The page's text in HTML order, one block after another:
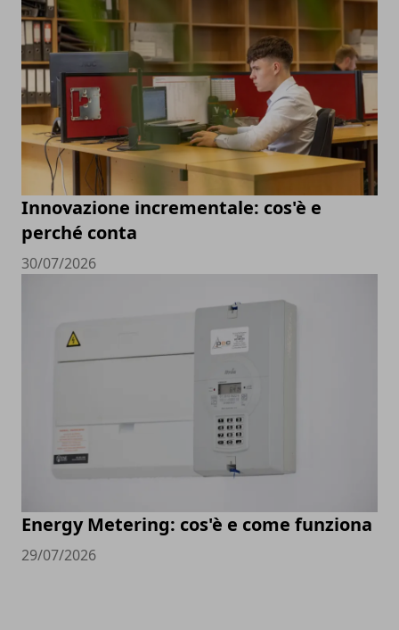
Innovazione incrementale: cos'è e
perché conta
30/07/2026
Energy Metering: cos'è e come funziona
29/07/2026